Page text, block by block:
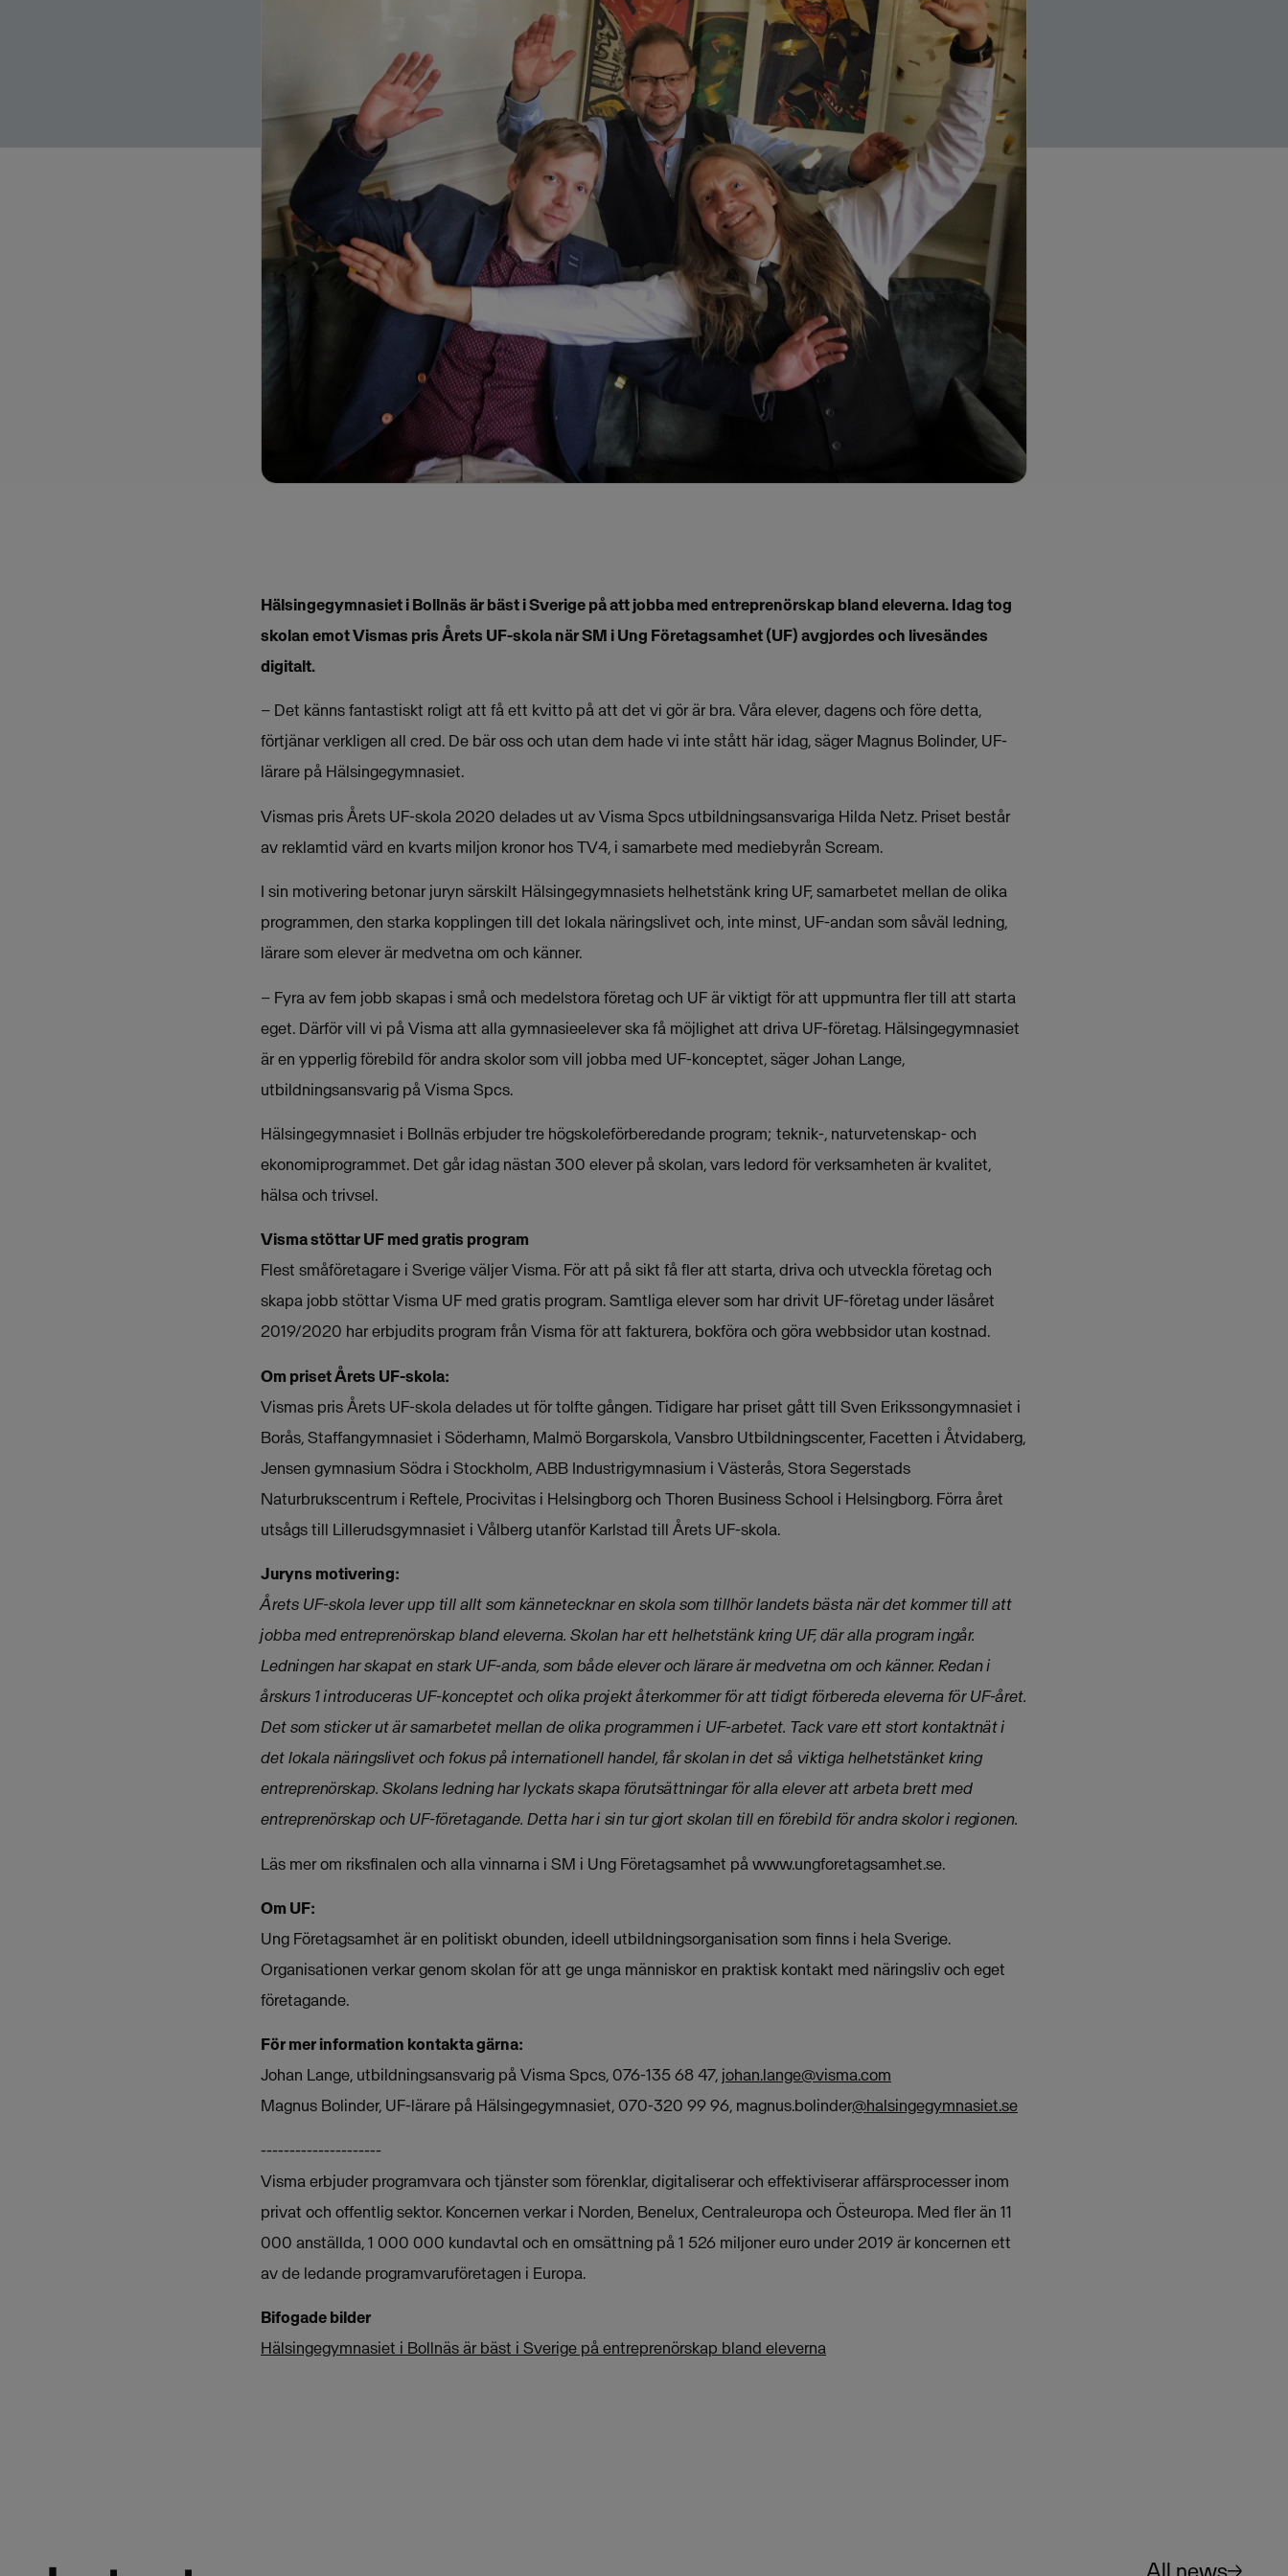
Hälsingegymnasiet i Bollnäs är bäst i Sverige på att jobba med entreprenörskap bland eleverna. Idag tog
skolan emot Vismas pris Årets UF-skola när SM i Ung Företagsamhet (UF) avgjordes och livesändes
digitalt.
– Det känns fantastiskt roligt att få ett kvitto på att det vi gör är bra. Våra elever, dagens och före detta,
förtjänar verkligen all cred. De bär oss och utan dem hade vi inte stått här idag, säger Magnus Bolinder, UF-
lärare på Hälsingegymnasiet.
Vismas pris Årets UF-skola 2020 delades ut av Visma Spcs utbildningsansvariga Hilda Netz. Priset består
av reklamtid värd en kvarts miljon kronor hos TV4, i samarbete med mediebyrån Scream.
I sin motivering betonar juryn särskilt Hälsingegymnasiets helhetstänk kring UF, samarbetet mellan de olika
programmen, den starka kopplingen till det lokala näringslivet och, inte minst, UF-andan som såväl ledning,
lärare som elever är medvetna om och känner.
– Fyra av fem jobb skapas i små och medelstora företag och UF är viktigt för att uppmuntra fler till att starta
eget. Därför vill vi på Visma att alla gymnasieelever ska få möjlighet att driva UF-företag. Hälsingegymnasiet
är en ypperlig förebild för andra skolor som vill jobba med UF-konceptet, säger Johan Lange,
utbildningsansvarig på Visma Spcs.
Hälsingegymnasiet i Bollnäs erbjuder tre högskoleförberedande program; teknik-, naturvetenskap- och
ekonomiprogrammet. Det går idag nästan 300 elever på skolan, vars ledord för verksamheten är kvalitet,
hälsa och trivsel.
Visma stöttar UF med gratis program
Flest småföretagare i Sverige väljer Visma. För att på sikt få fler att starta, driva och utveckla företag och
skapa jobb stöttar Visma UF med gratis program. Samtliga elever som har drivit UF-företag under läsåret
2019/2020 har erbjudits program från Visma för att fakturera, bokföra och göra webbsidor utan kostnad.
Om priset Årets UF-skola:
Vismas pris Årets UF-skola delades ut för tolfte gången. Tidigare har priset gått till Sven Erikssongymnasiet i
Borås, Staffangymnasiet i Söderhamn, Malmö Borgarskola, Vansbro Utbildningscenter, Facetten i Åtvidaberg,
Jensen gymnasium Södra i Stockholm, ABB Industrigymnasium i Västerås, Stora Segerstads
Naturbrukscentrum i Reftele, Procivitas i Helsingborg och Thoren Business School i Helsingborg. Förra året
utsågs till Lillerudsgymnasiet i Vålberg utanför Karlstad till Årets UF-skola.
Juryns motivering:
Årets UF-skola lever upp till allt som kännetecknar en skola som tillhör landets bästa när det kommer till att
jobba med entreprenörskap bland eleverna. Skolan har ett helhetstänk kring UF, där alla program ingår.
Ledningen har skapat en stark UF-anda, som både elever och lärare är medvetna om och känner. Redan i
årskurs 1 introduceras UF-konceptet och olika projekt återkommer för att tidigt förbereda eleverna för UF-året.
Det som sticker ut är samarbetet mellan de olika programmen i UF-arbetet. Tack vare ett stort kontaktnät i
det lokala näringslivet och fokus på internationell handel, får skolan in det så viktiga helhetstänket kring
entreprenörskap. Skolans ledning har lyckats skapa förutsättningar för alla elever att arbeta brett med
entreprenörskap och UF-företagande. Detta har i sin tur gjort skolan till en förebild för andra skolor i regionen.
Läs mer om riksfinalen och alla vinnarna i SM i Ung Företagsamhet på www.ungforetagsamhet.se.
Om UF:
Ung Företagsamhet är en politiskt obunden, ideell utbildningsorganisation som finns i hela Sverige.
Organisationen verkar genom skolan för att ge unga människor en praktisk kontakt med näringsliv och eget
företagande.
För mer information kontakta gärna:
Johan Lange, utbildningsansvarig på Visma Spcs, 076-135 68 47, johan.lange@visma.com
Magnus Bolinder, UF-lärare på Hälsingegymnasiet, 070-320 99 96, magnus.bolinder@halsingegymnasiet.se
---------------------
Visma erbjuder programvara och tjänster som förenklar, digitaliserar och effektiviserar affärsprocesser inom
privat och offentlig sektor. Koncernen verkar i Norden, Benelux, Centraleuropa och Östeuropa. Med fler än 11
000 anställda, 1 000 000 kundavtal och en omsättning på 1 526 miljoner euro under 2019 är koncernen ett
av de ledande programvaruföretagen i Europa.
Bifogade bilder
Hälsingegymnasiet i Bollnäs är bäst i Sverige på entreprenörskap bland eleverna